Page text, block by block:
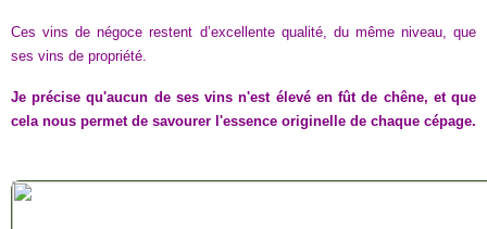
Ces vins de négoce restent d’excellente qualité, du même niveau, que
ses vins de propriété.
Je précise qu'aucun de ses vins n'est élevé en fût de chêne, et que
cela nous permet de savourer l'essence originelle de chaque cépage.